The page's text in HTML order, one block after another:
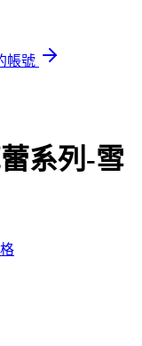
帳號
系列-雪